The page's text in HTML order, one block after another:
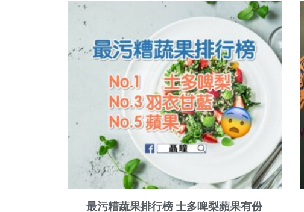
最污糟蔬果排行榜 士多啤梨蘋果有份